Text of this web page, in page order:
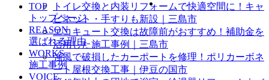
TOP
トップページ
REASON
選ばれる理由
WORKS
施工事例
VOICE
トイレ交換と内装リフォームで快適空間に！キャ
ビネット・手すりも新設｜三島市
エコキュート交換は故障前がおすすめ！補助金を
活用した施工事例｜三島市
強風で破損したカーポートを修理！ポリカーボネ
ート屋根交換工事｜伊豆の国市